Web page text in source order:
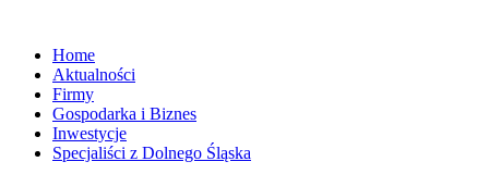
Home
Aktualności
Firmy
Gospodarka i Biznes
Inwestycje
Specjaliści z Dolnego Śląska